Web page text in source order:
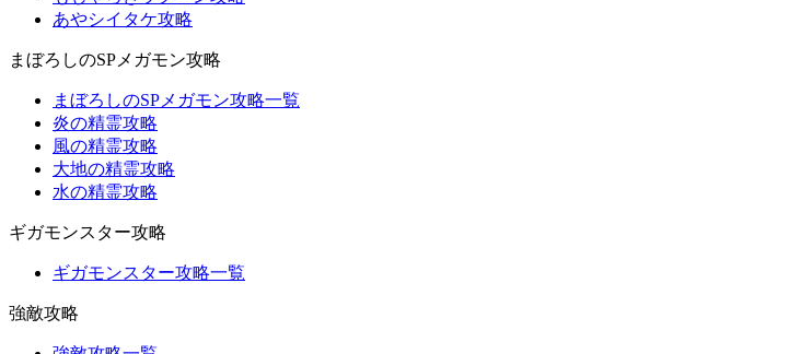
あやシイタケ攻略
まぼろしのSPメガモン攻略
まぼろしのSPメガモン攻略一覧
炎の精霊攻略
風の精霊攻略
大地の精霊攻略
水の精霊攻略
ギガモンスター攻略
ギガモンスター攻略一覧
強敵攻略